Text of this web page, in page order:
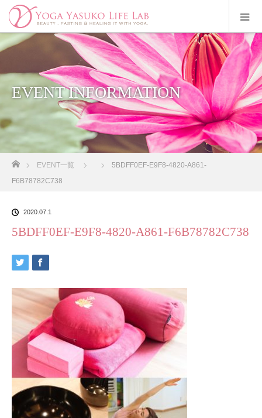
EVENT INFORMATION
EVENT一覧
5BDFF0EF-E9F8-4820-A861-
F6B78782C738
2020.07.1
5BDFF0EF-E9F8-4820-A861-F6B78782C738